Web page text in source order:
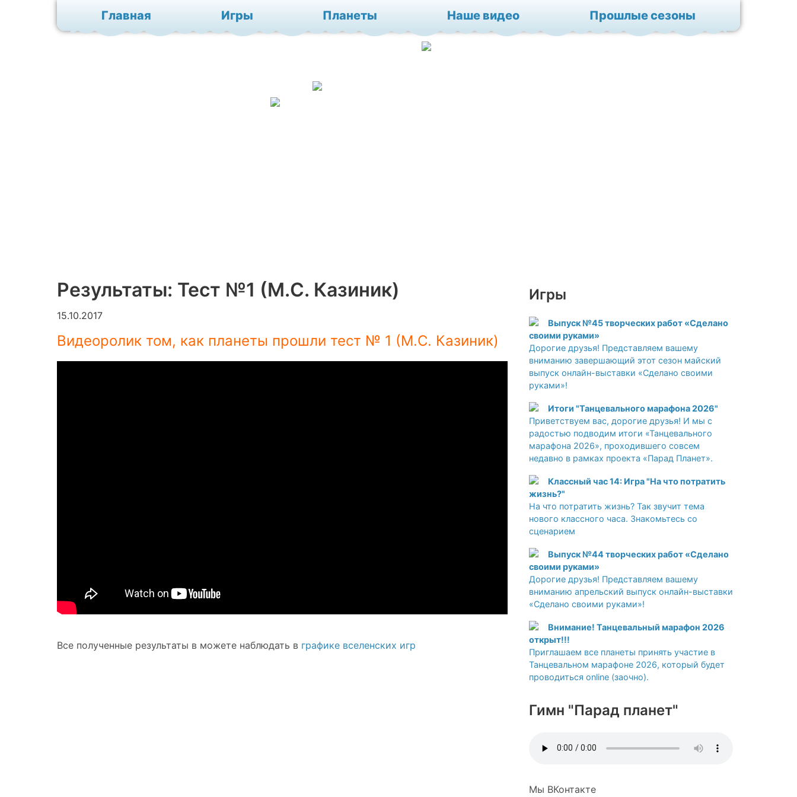
Главная Игры Планеты Наше видео Прошлые сезоны
Результаты: Тест №1 (М.С. Казиник)
15.10.2017
Видеоролик том, как планеты прошли тест № 1 (М.С. Казиник)
Все полученные результаты в можете наблюдать в графике вселенских игр
Игры
Выпуск №45 творческих работ «Сделано
своими руками»
Дорогие друзья! Представляем вашему
вниманию завершающий этот сезон майский
выпуск онлайн-выставки «Сделано своими
руками»!
Итоги "Танцевального марафона 2026"
Приветствуем вас, дорогие друзья! И мы с
радостью подводим итоги «Танцевального
марафона 2026», проходившего совсем
недавно в рамках проекта «Парад Планет».
Классный час 14: Игра "На что потратить
жизнь?"
На что потратить жизнь? Так звучит тема
нового классного часа. Знакомьтесь со
сценарием
Выпуск №44 творческих работ «Сделано
своими руками»
Дорогие друзья! Представляем вашему
вниманию апрельский выпуск онлайн-выставки
«Сделано своими руками»!
Внимание! Танцевальный марафон 2026
открыт!!!
Приглашаем все планеты принять участие в
Танцевальном марафоне 2026, который будет
проводиться online (заочно).
Гимн "Парад планет"
Мы ВКонтакте